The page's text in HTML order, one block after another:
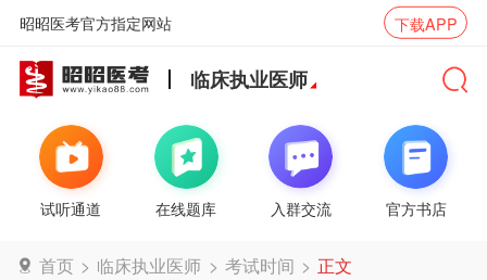
昭昭医考官方指定网站 下载APP
临床执业医师
试听通道 在线题库 入群交流 官方书店
首页 > 临床执业医师 > 考试时间 > 正文